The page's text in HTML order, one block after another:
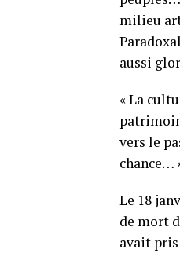
milieu
aussi
« La
vers le
chance…
Le 18
de mort
avait